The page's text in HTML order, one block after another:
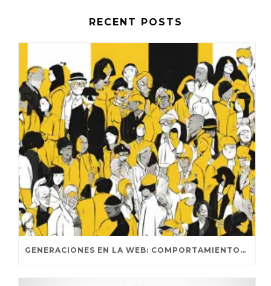
RECENT POSTS
GENERACIONES EN LA WEB: COMPORTAMIENTOS DISTINTIVOS